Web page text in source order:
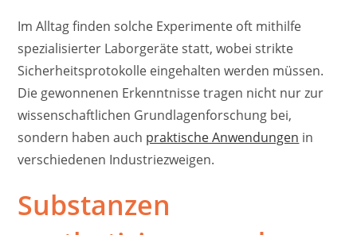
Im Alltag finden solche Experimente oft mithilfe
spezialisierter Laborgeräte statt, wobei strikte
Sicherheitsprotokolle eingehalten werden müssen.
Die gewonnenen Erkenntnisse tragen nicht nur zur
wissenschaftlichen Grundlagenforschung bei,
sondern haben auch praktische Anwendungen in
verschiedenen Industriezweigen.
Substanzen